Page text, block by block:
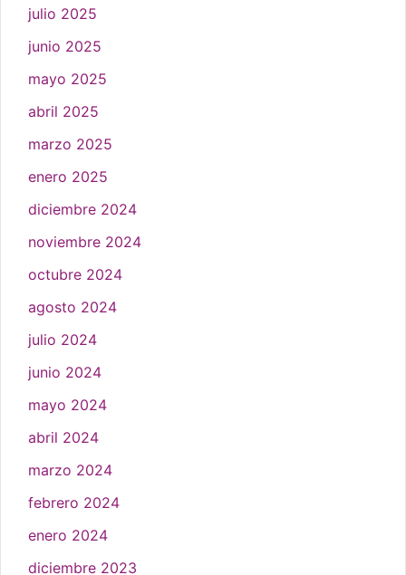
julio 2025
junio 2025
mayo 2025
abril 2025
marzo 2025
enero 2025
diciembre 2024
noviembre 2024
octubre 2024
agosto 2024
julio 2024
junio 2024
mayo 2024
abril 2024
marzo 2024
febrero 2024
enero 2024
diciembre 2023